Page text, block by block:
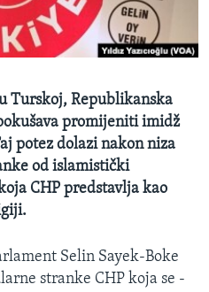
Turskoj, Republikanska
promijeniti imidž
potez dolazi nakon niza
od islamistički
CHP predstavlja kao
Selin Sayek-Boke
stranke CHP koja se -